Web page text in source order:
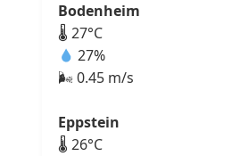
Bodenheim
🌡 27°C
27%
🌬 0.45 m/s
Eppstein
🌡 26°C